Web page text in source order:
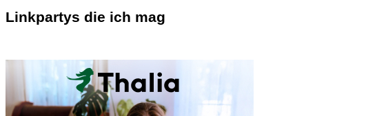
Linkpartys die ich mag